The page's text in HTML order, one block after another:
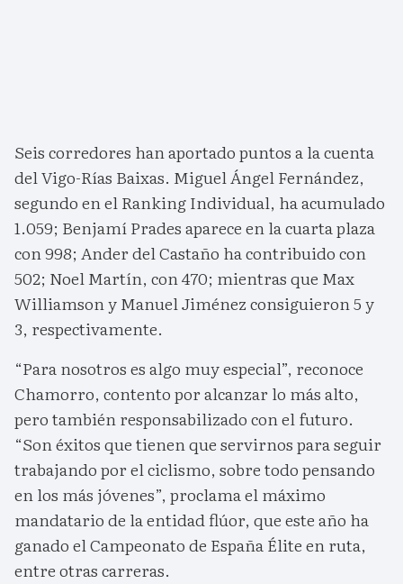
Seis corredores han aportado puntos a la cuenta
del Vigo-Rías Baixas. Miguel Ángel Fernández,
segundo en el Ranking Individual, ha acumulado
1.059; Benjamí Prades aparece en la cuarta plaza
con 998; Ander del Castaño ha contribuido con
502; Noel Martín, con 470; mientras que Max
Williamson y Manuel Jiménez consiguieron 5 y
3, respectivamente.
“Para nosotros es algo muy especial”, reconoce
Chamorro, contento por alcanzar lo más alto,
pero también responsabilizado con el futuro.
“Son éxitos que tienen que servirnos para seguir
trabajando por el ciclismo, sobre todo pensando
en los más jóvenes”, proclama el máximo
mandatario de la entidad flúor, que este año ha
ganado el Campeonato de España Élite en ruta,
entre otras carreras.